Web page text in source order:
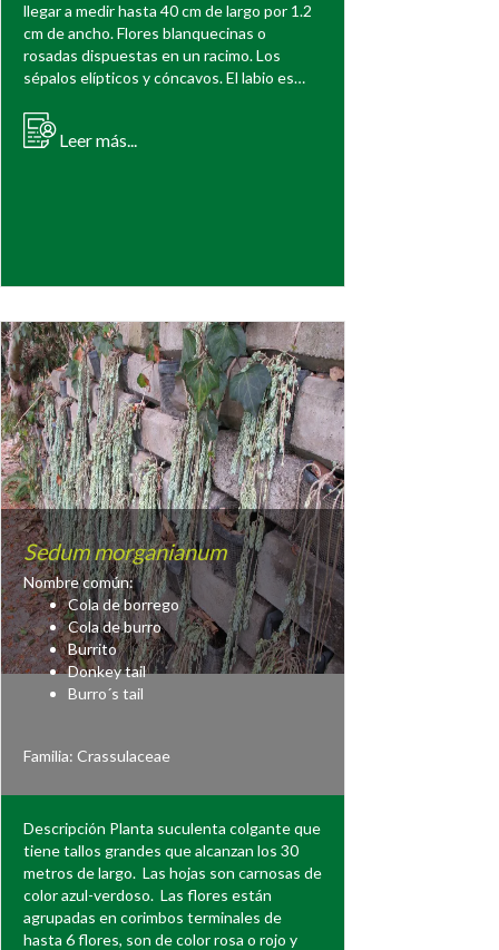
llegar a medir hasta 40 cm de largo por 1.2
cm de ancho. Flores blanquecinas o
rosadas dispuestas en un racimo. Los
sépalos elípticos y cóncavos. El labio es…
Leer más...
Sedum morganianum
Nombre común:
Cola de borrego
Cola de burro
Burrito
Donkey tail
Burro´s tail
Familia: Crassulaceae
Descripción Planta suculenta colgante que
tiene tallos grandes que alcanzan los 30
metros de largo. Las hojas son carnosas de
color azul-verdoso. Las flores están
agrupadas en corimbos terminales de
hasta 6 flores, son de color rosa o rojo y